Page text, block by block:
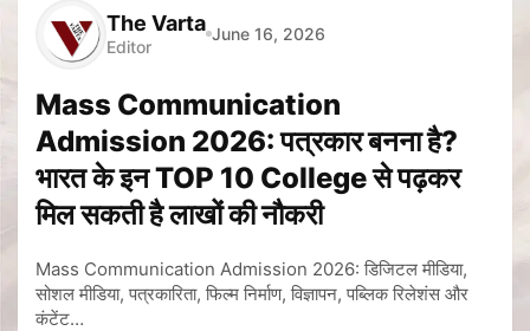
The Varta
Editor
June 16, 2026
Mass Communication
Admission 2026: पत्रकार बनना है?
भारत के इन TOP 10 College से पढ़कर
मिल सकती है लाखों की नौकरी
Mass Communication Admission 2026: डिजिटल मीडिया,
सोशल मीडिया, पत्रकारिता, फिल्म निर्माण, विज्ञापन, पब्लिक रिलेशंस और
कंटेंट…